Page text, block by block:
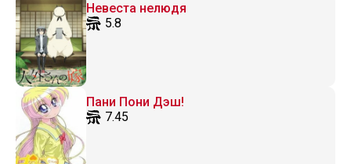
Невеста нелюдя
5.8
Пани Пони Дэш!
7.45